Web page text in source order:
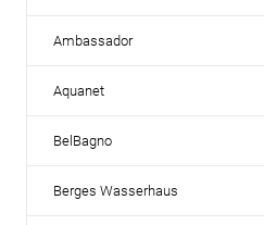
Ambassador
Aquanet
BelBagno
Berges Wasserhaus